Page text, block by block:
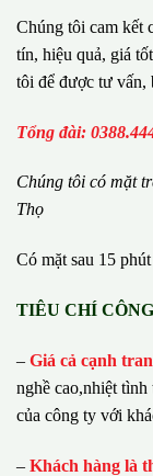
Chúng tôi cam kết
tín, hiệu quả, giá
tôi để được tư vấn,
Tổng đài:
Chúng tôi có mặt tr
Thọ
Có mặt sau 15
TIÊU CHÍ
– Giá cả cạnh
nghề cao,nhiệt
của công ty với
– Khách hàng là